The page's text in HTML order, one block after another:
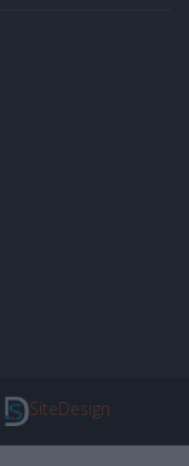
SiteDesign